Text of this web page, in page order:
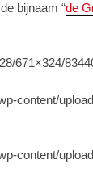
bijnaam “de
671×324/
content/
content/